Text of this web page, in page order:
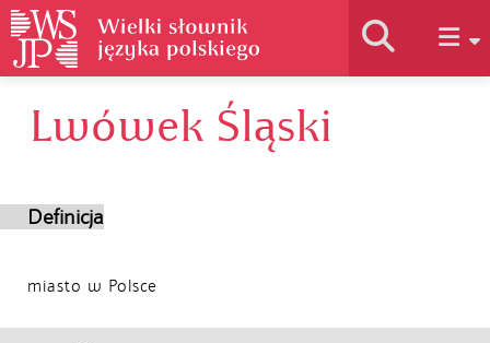
Historia słownika
Lwówek Śląski
Definicja
miasto w Polsce